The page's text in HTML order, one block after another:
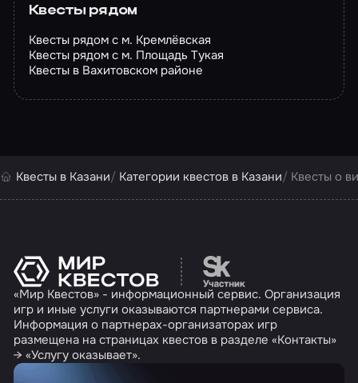
Квесты рядом
Квесты рядом с м. Кремлёвская
Квесты рядом с м. Площадь Тукая
Квесты в Вахитовском районе
Квесты в Казани Категории квестов в Казани Квесты о
Перейти на сайт
«Мир Квестов» - информационный сервис. Организация
игр и иные услуги оказываются партнерами сервиса.
Информация о партнерах-организаторах игр
размещена на страницах квестов в разделе «Контакты»
→ «Услугу оказывает».